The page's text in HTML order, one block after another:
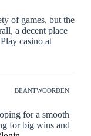
of games, but the
a decent place
casino at
BEANTWOORDEN
for a smooth
for big wins and